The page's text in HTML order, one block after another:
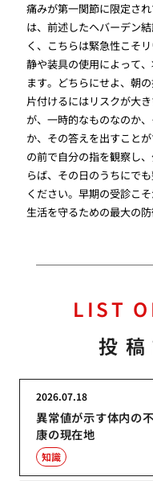
痛みが第一関節に限定さ
は、前述したヘバーデン
く、こちらは緊急性こそ
静や装具の使用によって
ます。どちらにせよ、朝
片付けるにはリスクが大
が、一時的なものなのか
か、その答えを出すこと
の前で自分の指を観察し
らば、その日のうちにで
ください。早期の受診こ
生活を守るための最大の防
LIST
投
異常値が示す体内の
康の現在地
2026.07.18
知識